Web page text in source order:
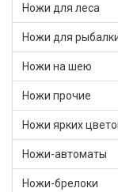
Ножи для леса
Ножи для
Ножи на шею
Ножи прочие
Ножи ярких
Ножи-автоматы
Ножи-брелоки